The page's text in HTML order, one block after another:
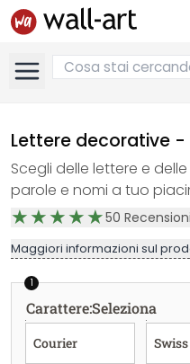
Lettere decorative -
Scegli delle lettere e
parole e nomi a tuo
50 Recensioni
Maggiori informazioni sul
1
Carattere:Seleziona
Courier Swiss